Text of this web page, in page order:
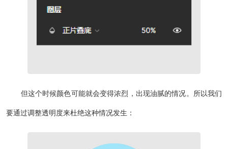
但这个时候颜色可能就会变得浓烈，出现油腻的情况。所以我们
要通过调整透明度来杜绝这种情况发生：